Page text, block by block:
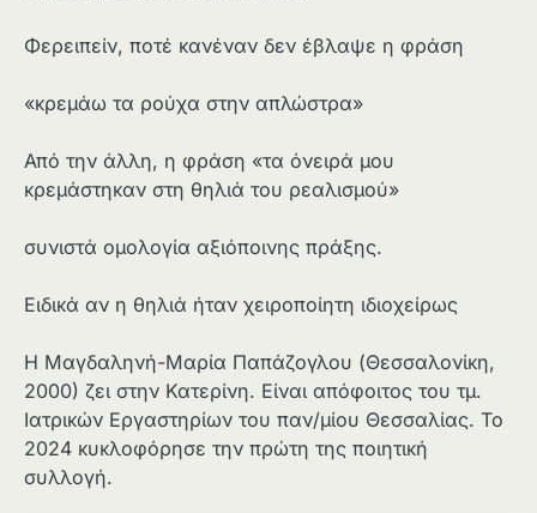
Φερειπείν, ποτέ κανέναν δεν έβλαψε η φράση
«κρεµάω τα ρούχα στην απλώστρα»
Από την άλλη, η φράση «τα όνειρά µου
κρεµάστηκαν στη θηλιά του ρεαλισµού»
συνιστά οµολογία αξιόποινης πράξης.
Ειδικά αν η θηλιά ήταν χειροποίητη ιδιοχείρως
Η Μαγδαληνή-Μαρία Παπάζογλου (Θεσσα­λο­νίκη,
2000) ζει στην Κα­τε­ρίνη. Είναι από­φοι­τος του τμ.
Ιατρι­κών Ερ­γα­στη­ρίων του παν/μίου Θεσ­σα­λίας. Το
2024 κυ­κλο­φό­ρησε την πρώ­τη της ποιη­τική
συλλογή.